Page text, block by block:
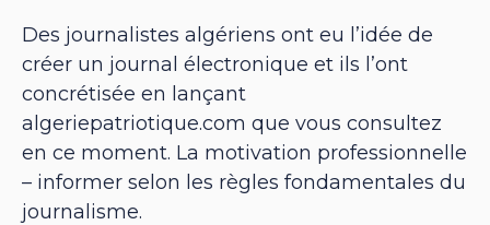
Des journalistes algériens ont eu l’idée de
créer un journal électronique et ils l’ont
concrétisée en lançant
algeriepatriotique.com que vous consultez
en ce moment. La motivation professionnelle
– informer selon les règles fondamentales du
journalisme.